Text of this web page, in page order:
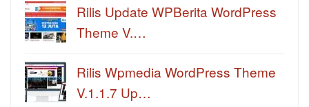
Rilis Update WPBerita WordPress
Theme V.…
Rilis Wpmedia WordPress Theme
V.1.1.7 Up…